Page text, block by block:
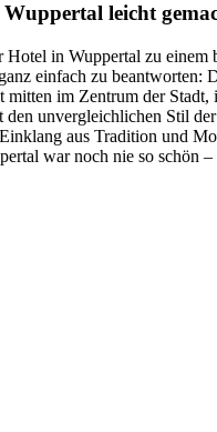
leicht
Hotel in Wuppertal zu einem
einfach zu beantworten:
mitten im Zentrum der Stadt,
den unvergleichlichen Stil
aus Tradition und
war noch nie so schön –